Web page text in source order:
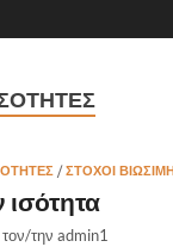
/ΣΤΌΧΟΙ
ισότητα
την admin1